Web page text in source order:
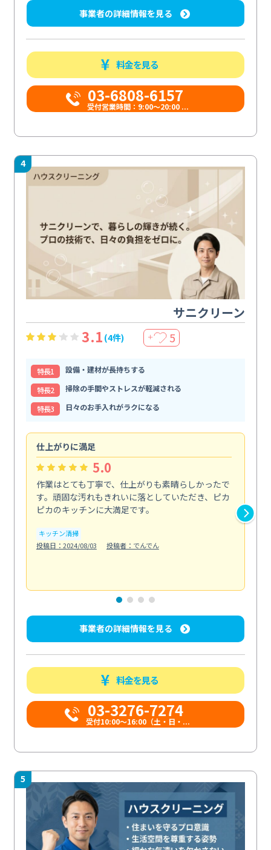
事業者の詳細情報を見る
料金を見る
03-6808-6157
受付営業時間：9:00〜20:00 ...
4
サニクリーン
3.1 (4件) ＋ 5
特⻑1
設備・建材が長持ちする
特⻑2
掃除の手間やストレスが軽減される
特⻑3
日々のお手入れがラクになる
仕上がりに満足
5.0
作業はとても丁寧で、仕上がりも素晴らしかったで
す。頑固な汚れもきれいに落としていただき、ピカ
ピカのキッチンに大満足です。
キッチン清掃
投稿日：2024/08/03
投稿者：でんでん
事業者の詳細情報を見る
料金を見る
03-3276-7274
受付10:00〜16:00（土・日・...
5